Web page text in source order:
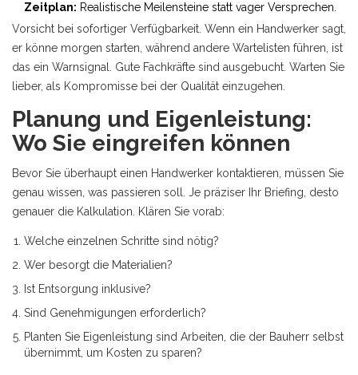
Zeitplan: Realistische Meilensteine statt vager Versprechen.
Vorsicht bei sofortiger Verfügbarkeit. Wenn ein Handwerker sagt,
er könne morgen starten, während andere Wartelisten führen, ist
das ein Warnsignal. Gute Fachkräfte sind ausgebucht. Warten Sie
lieber, als Kompromisse bei der Qualität einzugehen.
Planung und Eigenleistung:
Wo Sie eingreifen können
Bevor Sie überhaupt einen Handwerker kontaktieren, müssen Sie
genau wissen, was passieren soll. Je präziser Ihr Briefing, desto
genauer die Kalkulation. Klären Sie vorab:
Welche einzelnen Schritte sind nötig?
Wer besorgt die Materialien?
Ist Entsorgung inklusive?
Sind Genehmigungen erforderlich?
Planten Sie Eigenleistung sind Arbeiten, die der Bauherr selbst
übernimmt, um Kosten zu sparen?